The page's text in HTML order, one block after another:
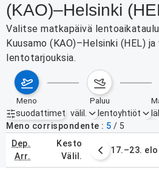
(KAO)–Helsinki
Valitse matkapäivä
Kuusamo (KAO)–Helsinki (HEL)
lentotarjouksia.
meno paluu
suodattimet
Aktiiviset suodattimet ei mitään
välil. lentoyhtiöt
Meno corrispondente
5 / 5
dep.
arr.
kesto
välil.
elokuuta 2026 17.–23.